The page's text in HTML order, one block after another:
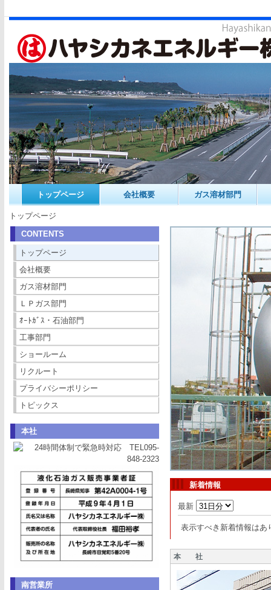
トップページ 会社概要 ガス溶材部門
トップページ
CONTENTS
トップページ
会社概要
ガス溶材部門
ＬＰガス部門
ｵｰﾄｶﾞｽ・石油部門
工事部門
ショールーム
リクルート
プライバシーポリシー
トピックス
本社
南営業所
新着情報
最新
表示すべき新着情報はあ
本 社